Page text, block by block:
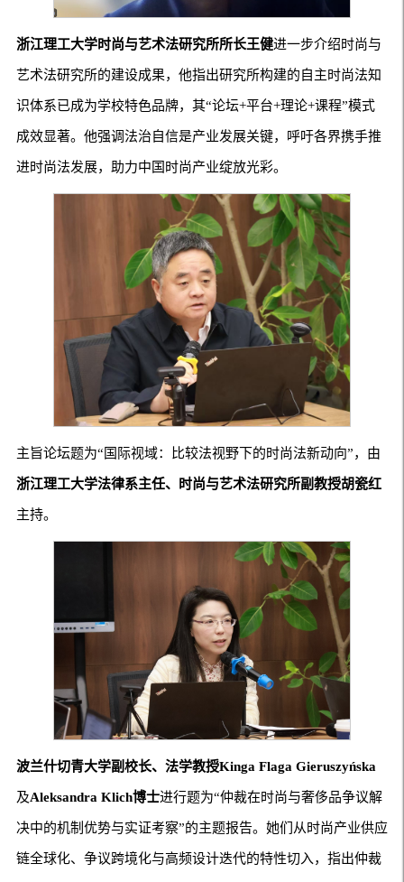
浙江理工大学时尚与艺术法研究所所长王健进一步介绍时尚与
艺术法研究所的建设成果，他指出研究所构建的自主时尚法知
识体系已成为学校特色品牌，其“论坛+平台+理论+课程”模式
成效显著。他强调法治自信是产业发展关键，呼吁各界携手推
进时尚法发展，助力中国时尚产业绽放光彩。
主旨论坛题为“国际视域：比较法视野下的时尚法新动向”，由
浙江理工大学法律系主任、时尚与艺术法研究所副教授胡瓷红
主持。
波兰什切青大学副校长、法学教授Kinga Flaga Gieruszyńska
及Aleksandra Klich博士进行题为“仲裁在时尚与奢侈品争议解
决中的机制优势与实证考察”的主题报告。她们从时尚产业供应
链全球化、争议跨境化与高频设计迭代的特性切入，指出仲裁